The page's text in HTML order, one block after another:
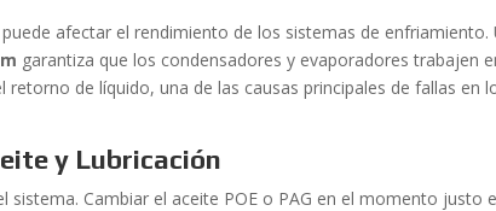
afectar el rendimiento de los sistemas de enfriamiento.
garantiza que los condensadores y evaporadores trabajen
retorno de líquido, una de las causas principales de fallas en
y Lubricación
sistema. Cambiar el aceite POE o PAG en el momento justo